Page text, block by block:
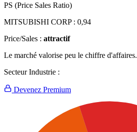
PS (Price Sales Ratio)
MITSUBISHI CORP : 0,94
Price/Sales : attractif
Le marché valorise peu le chiffre d'affaires.
Secteur Industrie :
Devenez Premium